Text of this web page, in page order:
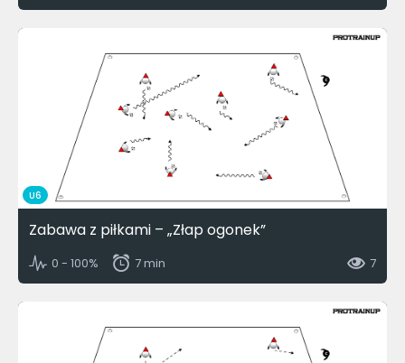
U6
Zabawa z piłkami – „Złap ogonek”
0 - 100% 7 min 7